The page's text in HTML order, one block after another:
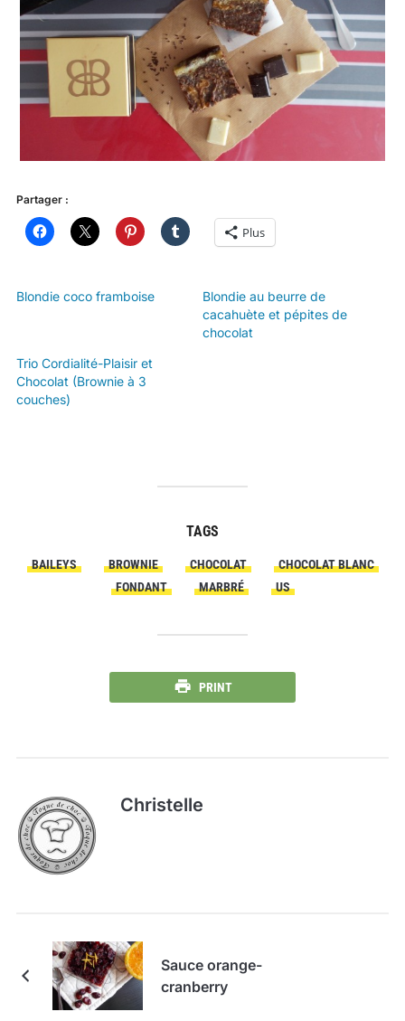
Partager :
Plus
Blondie coco framboise
Blondie au beurre de
cacahuète et pépites de
chocolat
Trio Cordialité-Plaisir et
Chocolat (Brownie à 3
couches)
TAGS
BAILEYS BROWNIE CHOCOLAT
CHOCOLAT BLANC
FONDANT
MARBRÉ US
PRINT
Christelle
Sauce orange-
cranberry